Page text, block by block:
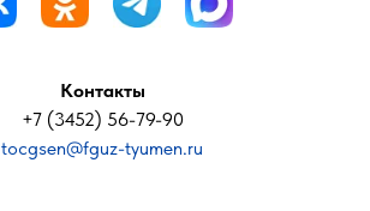
Контакты
+7 (3452) 56-79-90
tocgsen@fguz-tyumen.ru